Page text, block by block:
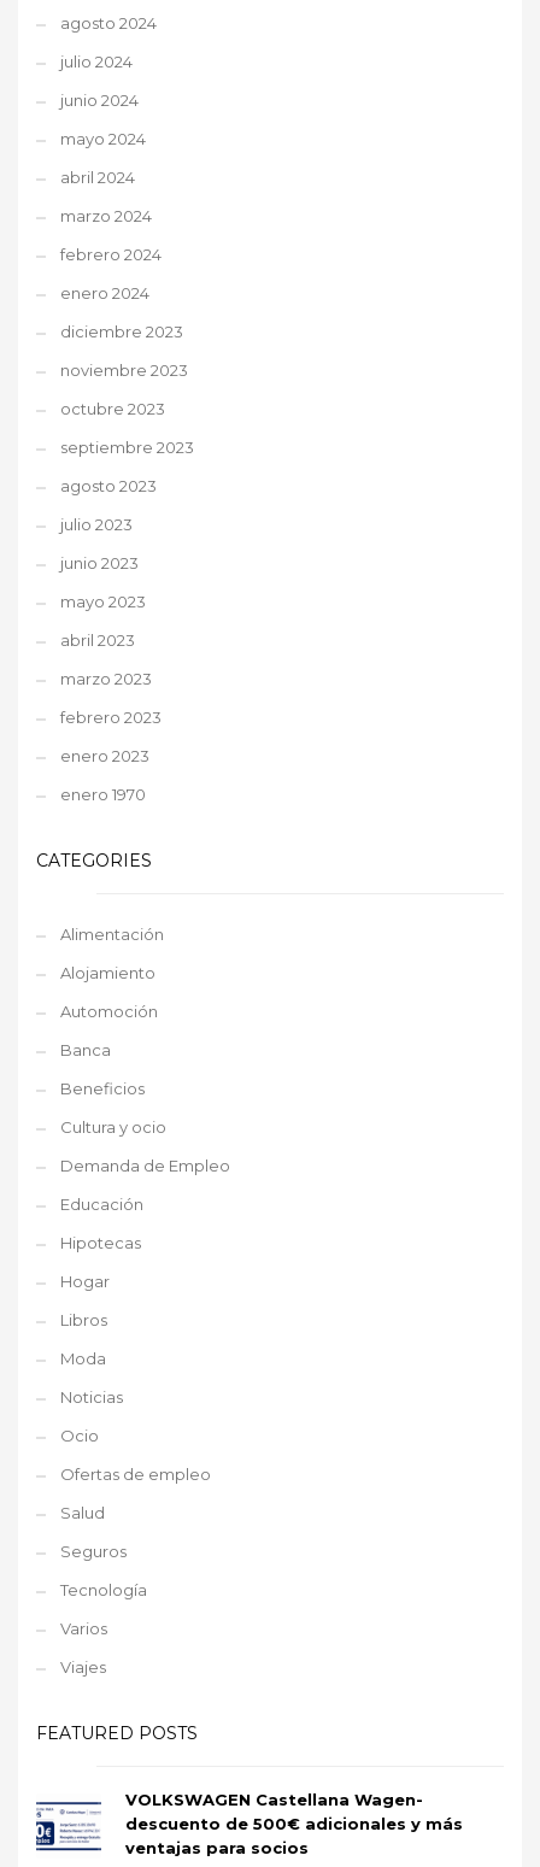
agosto 2024
julio 2024
junio 2024
mayo 2024
abril 2024
marzo 2024
febrero 2024
enero 2024
diciembre 2023
noviembre 2023
octubre 2023
septiembre 2023
agosto 2023
julio 2023
junio 2023
mayo 2023
abril 2023
marzo 2023
febrero 2023
enero 2023
enero 1970
CATEGORIES
Alimentación
Alojamiento
Automoción
Banca
Beneficios
Cultura y ocio
Demanda de Empleo
Educación
Hipotecas
Hogar
Libros
Moda
Noticias
Ocio
Ofertas de empleo
Salud
Seguros
Tecnología
Varios
Viajes
FEATURED POSTS
VOLKSWAGEN Castellana Wagen-
descuento de 500€ adicionales y más
ventajas para socios